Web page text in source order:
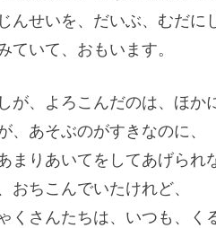
んせいを、だいぶ、むだに
ていて、おもいます。
が、よろこんだのは、ほか
、あそぶのがすきなのに、
まりあいてをしてあげられ
おちこんでいたけれど、
くさんたちは、いつも、く